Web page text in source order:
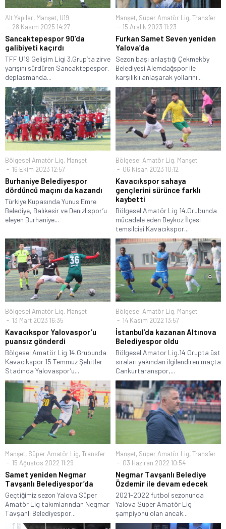
Alt Yapılar, Manşet, U19
28 Kasım 2025 14:27
Sancaktepespor 90’da
galibiyeti kaçırdı
TFF U19 Gelişim Ligi 3.Grup’ta zirve
yarışını sürdüren Sancaktepespor,
deplasmanda...
Manşet, Süper Amatör Lig, Transfer
15 Aralık 2023 11:23
Furkan Samet Seven yeniden
Yalova’da
Sezon başı anlaştığı Çekmeköy
Belediyesi Alemdağspor ile
karşılıklı anlaşarak yollarını...
Bölgesel Amatör Lig, Manşet
16 Ekim 2023 12:57
Burhaniye Belediyespor
dördüncü maçını da kazandı
Türkiye Kupasında Yunus Emre
Belediye, Balıkesir ve Denizlispor’u
eleyen Burhaniye...
Bölgesel Amatör Lig, Manşet
06 Nisan 2023 10:12
Kavacıkspor sahaya
gençlerini sürünce farklı
kaybetti
Bölgesel Amatör Lig 14.Grubunda
mücadele eden Beykoz İlçesi
temsilcisi Kavacıkspor...
Bölgesel Amatör Lig, Manşet
13 Mart 2023 16:35
Kavacıkspor Yalovaspor’u
puansız gönderdi
Bölgesel Amatör Lig 14.Grubunda
Kavacıkspor 15 Temmuz Şehitler
Stadında Yalovaspor’u...
Bölgesel Amatör Lig, Manşet
14 Kasım 2022 13:57
İstanbul’da kazanan Altınova
Belediyespor oldu
Bölgesel Amator Lig.14 Grupta üst
sıraları yakından ilgilendiren maçta
Cankurtaranspor,...
Manşet, Süper Amatör Lig, Transfer
15 Ağustos 2022 11:29
Samet yeniden Negmar
Tavşanlı Belediyespor’da
Geçtiğimiz sezon Yalova Süper
Amatör Lig takımlarından Negmar
Tavşanlı Belediyespor...
Manşet, Süper Amatör Lig, Transfer
03 Haziran 2022 10:54
Negmar Tavşanlı Belediye
Özdemir ile devam edecek
2021-2022 futbol sezonunda
Yalova Süper Amatör Lig
şampiyonu olan ancak...